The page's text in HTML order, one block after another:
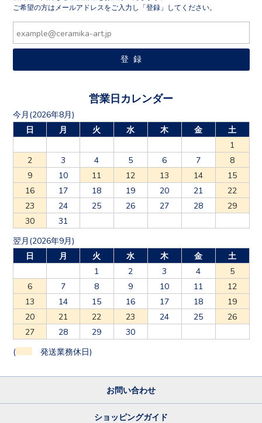
ご希望の方はメールアドレスをご入力し「登録」してください。
営業日カレンダー
今月(2026年8月)
日
月 火 水 木 金
土
1
2
3 4 5 6 7
8
9
10 11 12 13 14
15
16
17 18 19 20 21
22
23
24 25 26 27 28
29
30
31
翌月(2026年9月)
日
月 火 水 木 金
土
1
2 3 4
5
6
7 8 9 10 11
12
13
14 15 16 17 18
19
20
21 22 23 24 25
26
27
28 29 30
発送業務休日)
お問い合わせ
ショッピングガイド